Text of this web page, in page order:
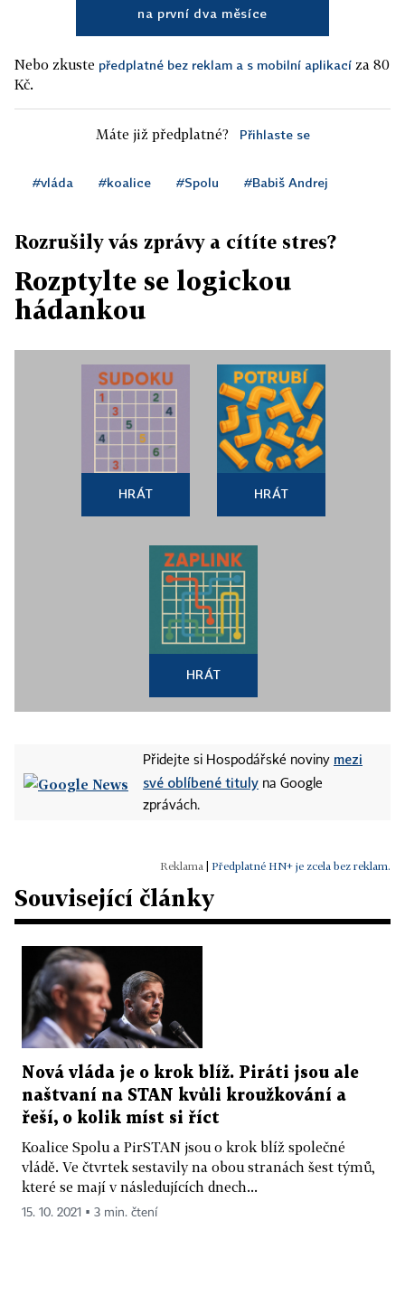
na první dva měsíce
Nebo zkuste předplatné bez reklam a s mobilní aplikací za 80
Kč.
Máte již předplatné? Přihlaste se
#vláda #koalice #Spolu #Babiš Andrej
Rozrušily vás zprávy a cítíte stres?
Rozptylte se logickou
hádankou
HRÁT HRÁT
HRÁT
Přidejte si Hospodářské noviny mezi
své oblíbené tituly na Google
zprávách.
Předplatné HN+ je zcela bez reklam.
Související články
Nová vláda je o krok blíž. Piráti jsou ale
naštvaní na STAN kvůli kroužkování a
řeší, o kolik míst si říct
Koalice Spolu a PirSTAN jsou o krok blíž společné
vládě. Ve čtvrtek sestavily na obou stranách šest týmů,
které se mají v následujících dnech...
15. 10. 2021 ▪ 3 min. čtení